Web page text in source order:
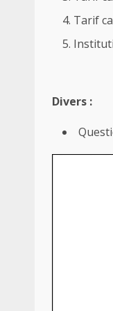
Tarif
Divers :